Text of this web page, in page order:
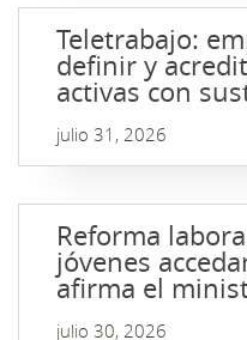
Teletrabajo:
definir y
activas con
julio 31, 2026
Reforma
jóvenes
afirma el
julio 30, 2026